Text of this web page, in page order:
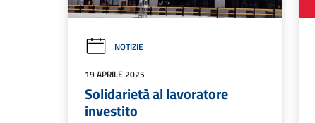
NOTIZIE
19 APRILE 2025
Solidarietà al lavoratore
investito